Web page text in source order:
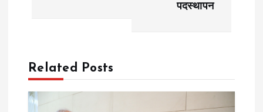
n
a
पदस्थापन
Related Posts